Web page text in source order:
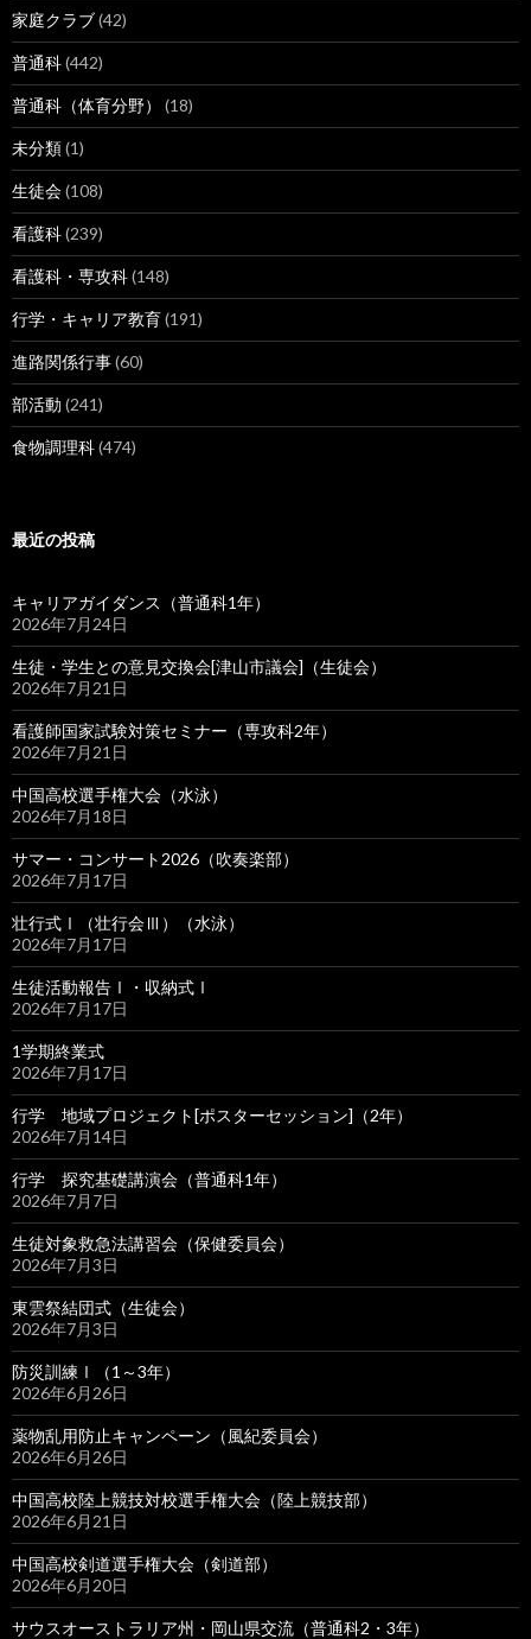
家庭クラブ(42)
普通科(442)
普通科（体育分野） (18)
未分類(1)
生徒会(108)
看護科(239)
看護科・専攻科(148)
行学・キャリア教育(191)
進路関係行事(60)
部活動 (241)
食物調理科(474)
最近の投稿
キャリアガイダンス（普通科1年）
2026年7月24日
生徒・学生との意見交換会[津山市議会]（生徒会）
2026年7月21日
看護師国家試験対策セミナー（専攻科2年）
2026年7月21日
中国高校選手権大会（水泳）
2026年7月18日
サマー・コンサート2026（吹奏楽部）
2026年7月17日
壮行式Ⅰ（壮行会Ⅲ）（水泳）
2026年7月17日
生徒活動報告Ⅰ・収納式Ⅰ
2026年7月17日
1学期終業式
2026年7月17日
行学 地域プロジェクト[ポスターセッション]（2年）
2026年7月14日
行学 探究基礎講演会（普通科1年）
2026年7月7日
生徒対象救急法講習会（保健委員会）
2026年7月3日
東雲祭結団式（生徒会）
2026年7月3日
防災訓練Ⅰ（1～3年）
2026年6月26日
薬物乱用防止キャンペーン（風紀委員会）
2026年6月26日
中国高校陸上競技対校選手権大会（陸上競技部）
2026年6月21日
中国高校剣道選手権大会（剣道部）
2026年6月20日
サウスオーストラリア州・岡山県交流（普通科2・3年）